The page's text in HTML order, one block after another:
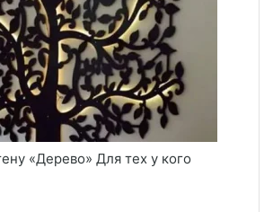
«Дерево» Для тех у кого